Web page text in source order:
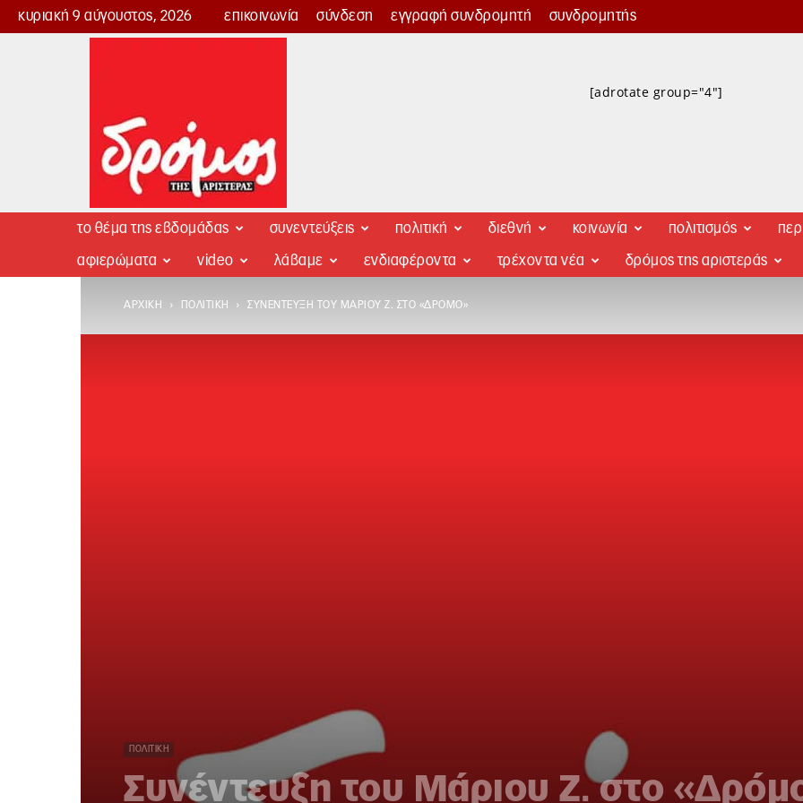
κυριακή 9 αύγουστος, 2026 επικοινωνία σύνδεση εγγραφή συνδρομητή συνδρομητής
Δρόμος
[adrotate group="4"]
το θέμα της εβδομάδας συνεντεύξεις πολιτική διεθνή κοινωνία πολιτισμός
αφιερώματα video λάβαμε ενδιαφέροντα τρέχοντα νέα δρόμος της αριστεράς
ΑΡΧΙΚΉ ΠΟΛΙΤΙΚΉ ΣΥΝΈΝΤΕΥΞΗ ΤΟΥ ΜΆΡΙΟΥ Ζ. ΣΤΟ «ΔΡΌΜΟ»
ΠΟΛΙΤΙΚΉ
Συνέντευξη του Μάριου Ζ. στο